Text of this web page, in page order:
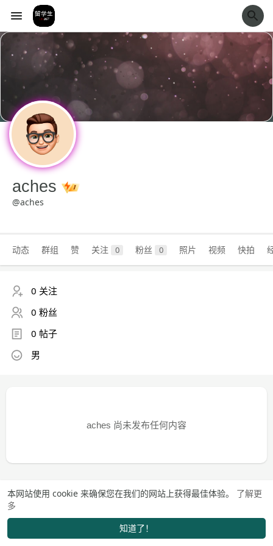
本网站使用 cookie 来确保您在我们的网站上获得最佳体验。 了解更
多
知道了！
经验市
aches
@aches
动态 群组 赞 关注 0 粉丝 0 照片 视频 快拍
0 关注
0 粉丝
0 帖子
男
aches 尚未发布任何内容
发布